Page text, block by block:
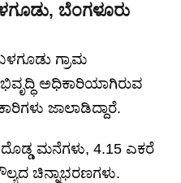
ಬೆಂಗಳೂರು
ಗ್ರಾಮ
ಅಧಿಕಾರಿಯಾಗಿರುವ
ಜಾಲಾಡಿದ್ದಾರೆ.
ಮನೆಗಳು, 4.15 ಎಕರೆ
ಚಿನ್ನಾಭರಣಗಳು.